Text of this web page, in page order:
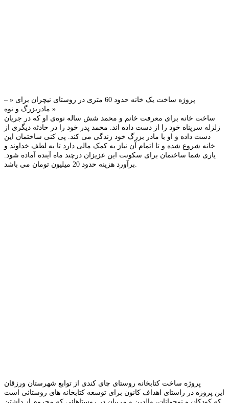
– پروژه ساخت یک خانه حدود 60 متری در روستای نیچران برای «
مادربزرگ و نوه »
ساخت خانه برای معرفت خانم و محمد شش ساله نوه‌ی او که در جریان
زلزله سرپناه خود را از دست داده اند. محمد پدر خود را در حادثه دیگری از
دست داده و او با مادر بزرگ خود زندگی می کند. پی کنی ساختمان این
خانه شروع شده و تا اتمام آن نیاز به کمک مالی دارد تا به لطف خداوند و
یاری شما ساختمان برای سکونت این عزیزان درچند ماه آینده آماده شود.
پروژه ساخت کتابخانه روستای چای کندی از توابع شهرستان ورزقان
این پروزه در راستای اهداف کانون برای توسعه کتابخانه های روستائی است